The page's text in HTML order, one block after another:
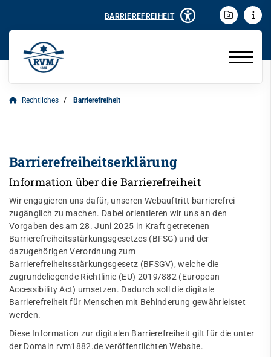
BARRIEREFREIHEIT
Rechtliches Barrierefreiheit
Barrierefreiheitserklärung
Information über die Barrierefreiheit
Wir engagieren uns dafür, unseren Webauftritt barrierefrei
zugänglich zu machen. Dabei orientieren wir uns an den
Vorgaben des am 28. Juni 2025 in Kraft getretenen
Barrierefreiheitsstärkungsgesetzes (BFSG) und der
dazugehörigen Verordnung zum
Barrierefreiheitsstärkungsgesetz (BFSGV), welche die
zugrundeliegende Richtlinie (EU) 2019/882 (European
Accessibility Act) umsetzen. Dadurch soll die digitale
Barrierefreiheit für Menschen mit Behinderung gewährleistet
werden.
Diese Information zur digitalen Barrierefreiheit gilt für die unter
der Domain rvm1882.de veröffentlichten Website.